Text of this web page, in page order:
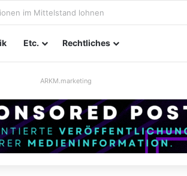
temporäre Außengelände
Etc. Rechtliches
ARKM.marketing